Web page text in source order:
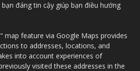
đáng tin cậy giúp bạn điều hướng
map feature via Google Maps provides
to addresses, locations, and
into account experiences of
visited these addresses in the